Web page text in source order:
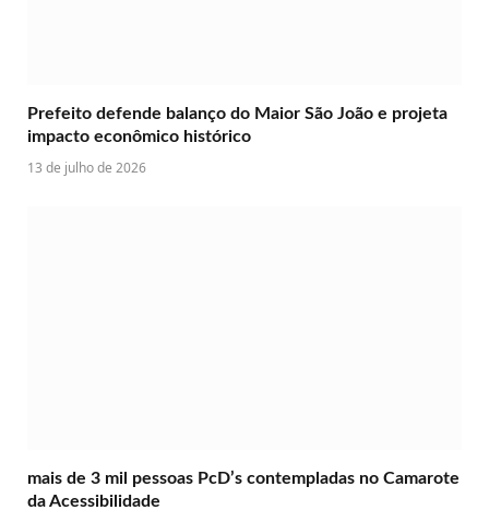
Prefeito defende balanço do Maior São João e projeta
impacto econômico histórico
13 de julho de 2026
mais de 3 mil pessoas PcD’s contempladas no Camarote
da Acessibilidade